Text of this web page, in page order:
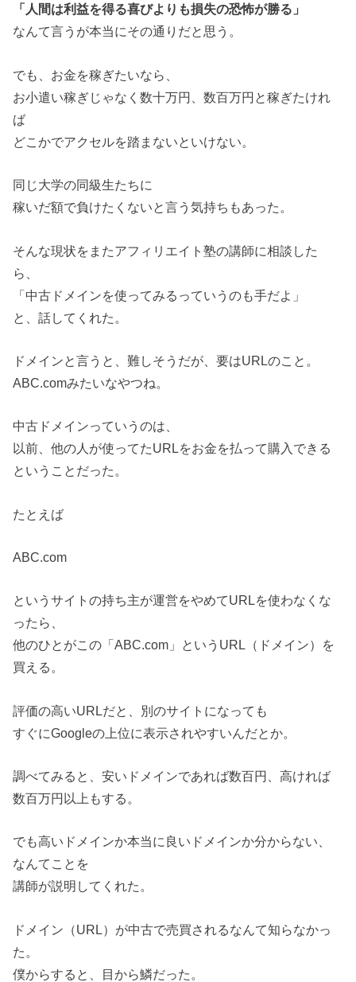
「人間は利益を得る喜びよりも損失の恐怖が勝る」
なんて言うが本当にその通りだと思う。
でも、お金を稼ぎたいなら、
お小遣い稼ぎじゃなく数十万円、数百万円と稼ぎたけれ
ば
どこかでアクセルを踏まないといけない。
同じ大学の同級生たちに
稼いだ額で負けたくないと言う気持ちもあった。
そんな現状をまたアフィリエイト塾の講師に相談した
ら、
「中古ドメインを使ってみるっていうのも手だよ」
と、話してくれた。
ドメインと言うと、難しそうだが、要はURLのこと。
ABC.comみたいなやつね。
中古ドメインっていうのは、
以前、他の人が使ってたURLをお金を払って購入できる
ということだった。
たとえば
ABC.com
というサイトの持ち主が運営をやめてURLを使わなくな
ったら、
他のひとがこの「ABC.com」というURL（ドメイン）を
買える。
評価の高いURLだと、別のサイトになっても
すぐにGoogleの上位に表示されやすいんだとか。
調べてみると、安いドメインであれば数百円、高ければ
数百万円以上もする。
でも高いドメインか本当に良いドメインか分からない、
なんてことを
講師が説明してくれた。
ドメイン（URL）が中古で売買されるなんて知らなかっ
た。
僕からすると、目から鱗だった。